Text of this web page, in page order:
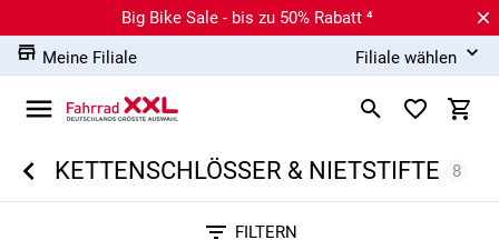
Big Bike Sale - bis zu 50% Rabatt ⁴
Meine Filiale
Filiale wählen
KETTENSCHLÖSSER & NIETSTIFTE 8
FILTERN